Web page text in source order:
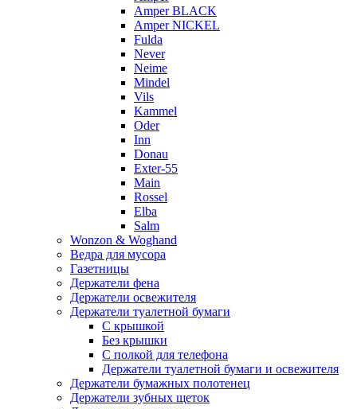
Amper BLACK
Amper NICKEL
Fulda
Never
Neime
Mindel
Vils
Kammel
Oder
Inn
Donau
Exter-55
Main
Rossel
Elba
Salm
Wonzon & Woghand
Ведра для мусора
Газетницы
Держатели фена
Держатели освежителя
Держатели туалетной бумаги
С крышкой
Без крышки
С полкой для телефона
Держатели туалетной бумаги и освежителя
Держатели бумажных полотенец
Держатели зубных щеток